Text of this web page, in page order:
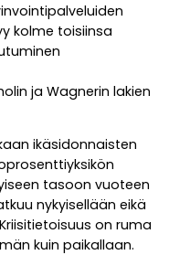
kolme toisiinsa
ja Wagnerin lakien
ikäsidonnaisten
tasoon vuoteen
nykyisellään eikä
on ruma
kuin paikallaan.